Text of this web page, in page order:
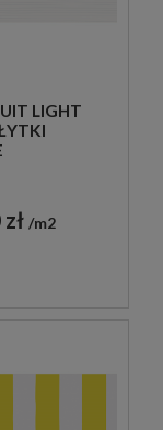
LIGHT
m2